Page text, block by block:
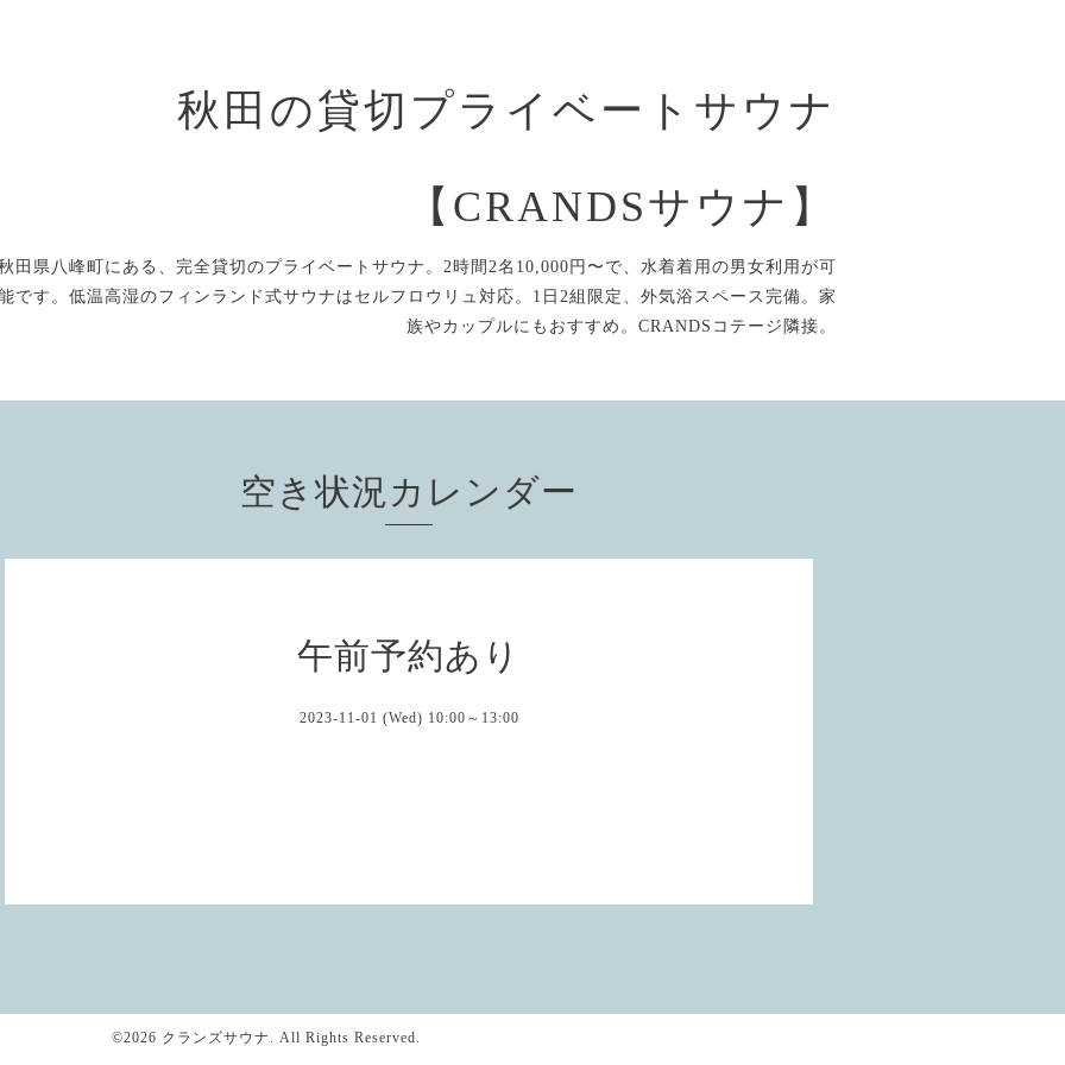
秋田の貸切プライベートサウナ
【CRANDSサウナ】
田県八峰町にある、完全貸切のプライベートサウナ。2時間2名10,000円〜で、水着着用の男女利用が可
です。低温高湿のフィンランド式サウナはセルフロウリュ対応。1日2組限定、外気浴スペース完備。家
族やカップルにもおすすめ。CRANDSコテージ隣接。
空き状況カレンダー
午前予約あり
2023-11-01 (Wed) 10:00～13:00
©2026 クランズサウナ . All Rights Reserved.